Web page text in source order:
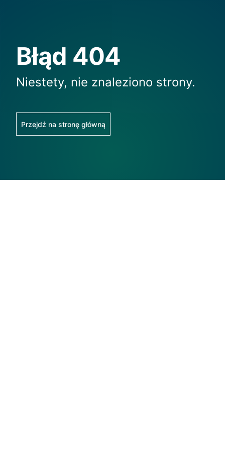
Błąd 404
Niestety, nie znaleziono strony.
Przejdź na stronę główną